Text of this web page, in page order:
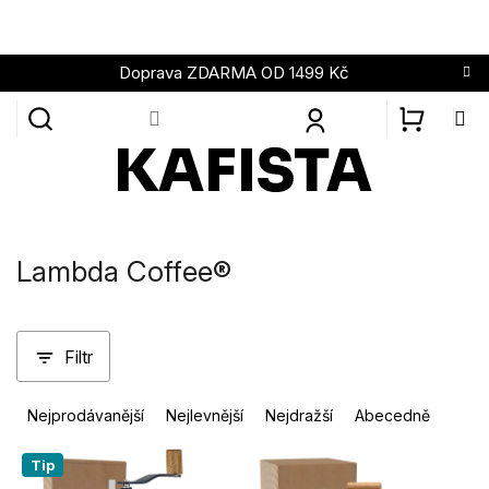
obsah
Doprava ZDARMA OD 1499 Kč
Lambda Coffee®
Filtr
Ř
z
e
Nejprodávanější Nejlevnější Nejdražší Abecedně
V
ý
Tip